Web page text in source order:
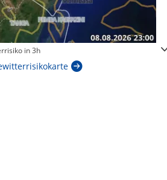
in 3h